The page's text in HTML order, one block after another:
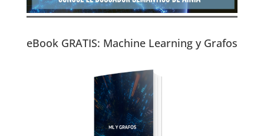
eBook GRATIS: Machine Learning y Grafos